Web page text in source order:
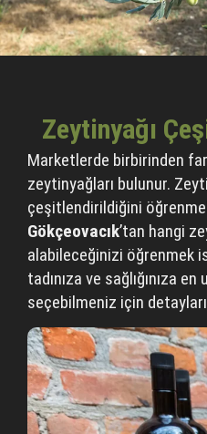
Zeytinyağı
Marketlerde birbirinden
zeytinyağları bulunur.
çeşitlendirildiğini
Gökçeovacık’tan hangi
alabileceğinizi öğrenmek
tadınıza ve sağlığınıza
seçebilmeniz için